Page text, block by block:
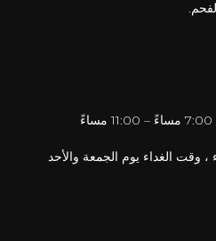
، وقت الغداء يوم الجمعة والأحد